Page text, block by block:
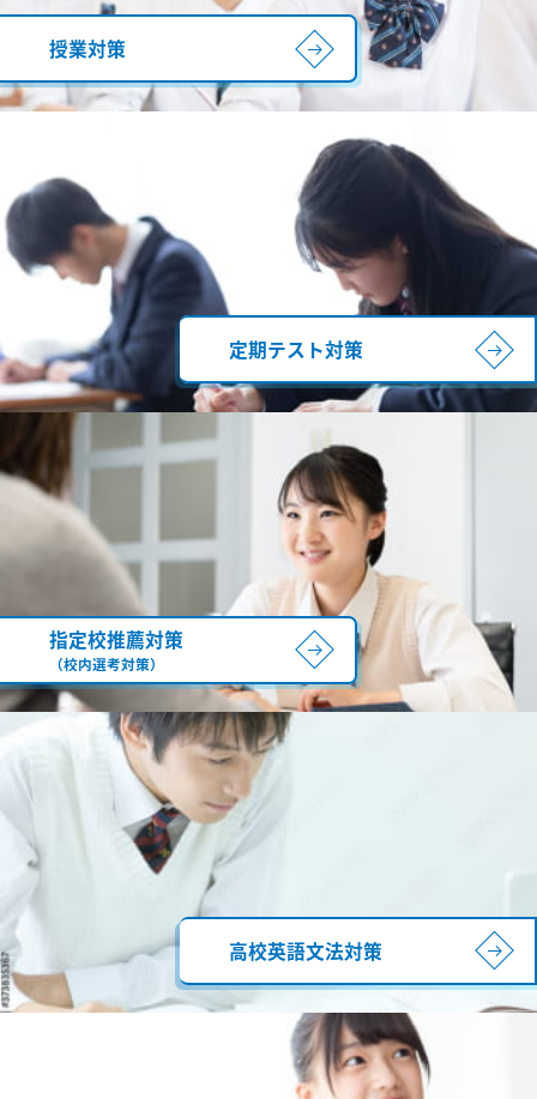
授業対策
定期テスト対策
指定校推薦対策
（校内選考対策）
高校英語文法対策